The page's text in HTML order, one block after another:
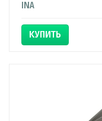
INA
КУПИТЬ